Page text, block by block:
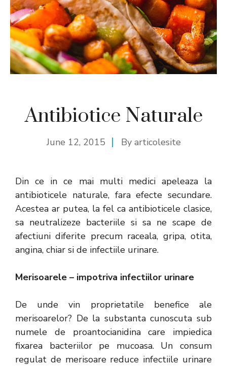
Antibiotice Naturale
June 12, 2015 By articolesite
Din ce in ce mai multi medici apeleaza la
antibioticele naturale, fara efecte secundare.
Acestea ar putea, la fel ca antibioticele clasice,
sa neutralizeze bacteriile si sa ne scape de
afectiuni diferite precum raceala, gripa, otita,
angina, chiar si de infectiile urinare.
Merisoarele – impotriva infectiilor urinare
De unde vin proprietatile benefice ale
merisoarelor? De la substanta cunoscuta sub
numele de proantocianidina care impiedica
fixarea bacteriilor pe mucoasa. Un consum
regulat de merisoare reduce infectiile urinare